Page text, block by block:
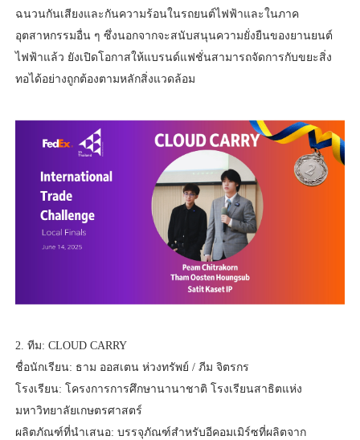
ฉนวนกันเสียงและกันความร้อนในรถยนต์ไฟฟ้าและในภาค
อุตสาหกรรมอื่น ๆ ซึ่งนอกจากจะสนับสนุนความยั่งยืนของยานยนต์
ไฟฟ้าแล้ว ยังเปิดโอกาสให้แบรนด์แฟชั่นสามารถจัดการกับขยะสิ่ง
ทอได้อย่างถูกต้องตามหลักสิ่งแวดล้อม
2. ทีม: CLOUD CARRY
ชื่อนักเรียน: ธาม ออสเตน ห่วงทรัพย์ / ภีม จิตรกร
โรงเรียน: โครงการการศึกษานานาชาติ โรงเรียนสาธิตแห่ง
มหาวิทยาลัยเกษตรศาสตร์
ผลิตภัณฑ์ที่นำเสนอ: บรรจุภัณฑ์สำหรับอีคอมเมิร์ซที่ผลิตจาก